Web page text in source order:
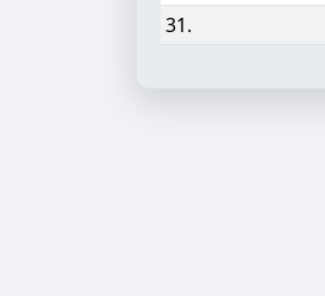
31.